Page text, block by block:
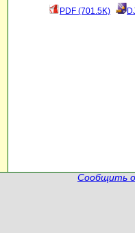
PDF (701.5K)
Сообщить о